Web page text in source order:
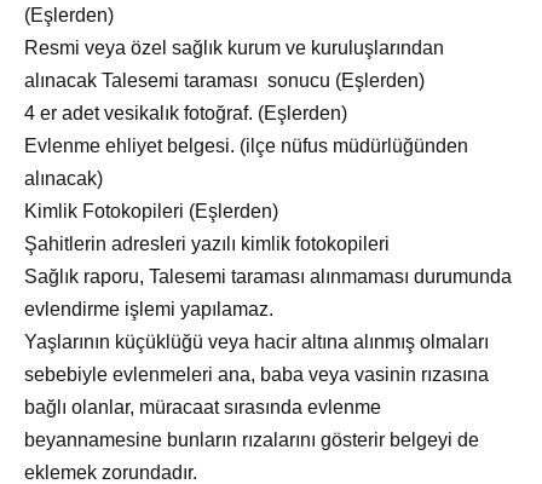
(Eşlerden)
Resmi veya özel sağlık kurum ve kuruluşlarından
alınacak Talesemi taraması sonucu (Eşlerden)
4 er adet vesikalık fotoğraf. (Eşlerden)
Evlenme ehliyet belgesi. (ilçe nüfus müdürlüğünden
alınacak)
Kimlik Fotokopileri (Eşlerden)
Şahitlerin adresleri yazılı kimlik fotokopileri
Sağlık raporu, Talesemi taraması alınmaması durumunda
evlendirme işlemi yapılamaz.
Yaşlarının küçüklüğü veya hacir altına alınmış olmaları
sebebiyle evlenmeleri ana, baba veya vasinin rızasına
bağlı olanlar, müracaat sırasında evlenme
beyannamesine bunların rızalarını gösterir belgeyi de
eklemek zorundadır.